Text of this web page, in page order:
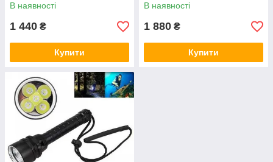
В наявності
1 440 ₴
Купити
В наявності
1 880 ₴
Купити